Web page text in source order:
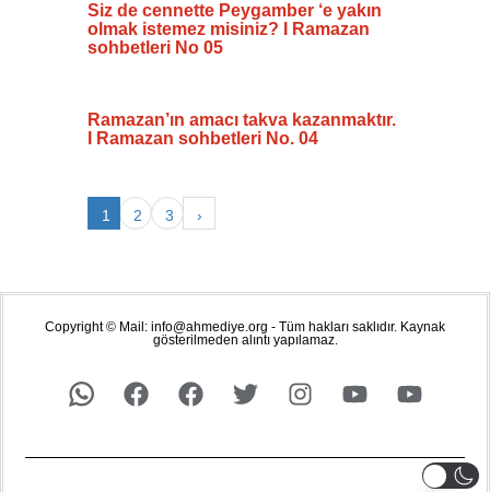
Siz de cennette Peygamber ‘e yakın
olmak istemez misiniz? I Ramazan
sohbetleri No 05
Ramazan’ın amacı takva kazanmaktır.
I Ramazan sohbetleri No. 04
1 2 3 ›
Copyright © Mail: info@ahmediye.org - Tüm hakları saklıdır. Kaynak
gösterilmeden alıntı yapılamaz.